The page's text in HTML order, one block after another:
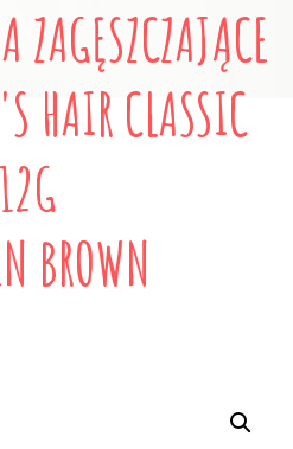
HAIR CLASSIC
12G
BROWN